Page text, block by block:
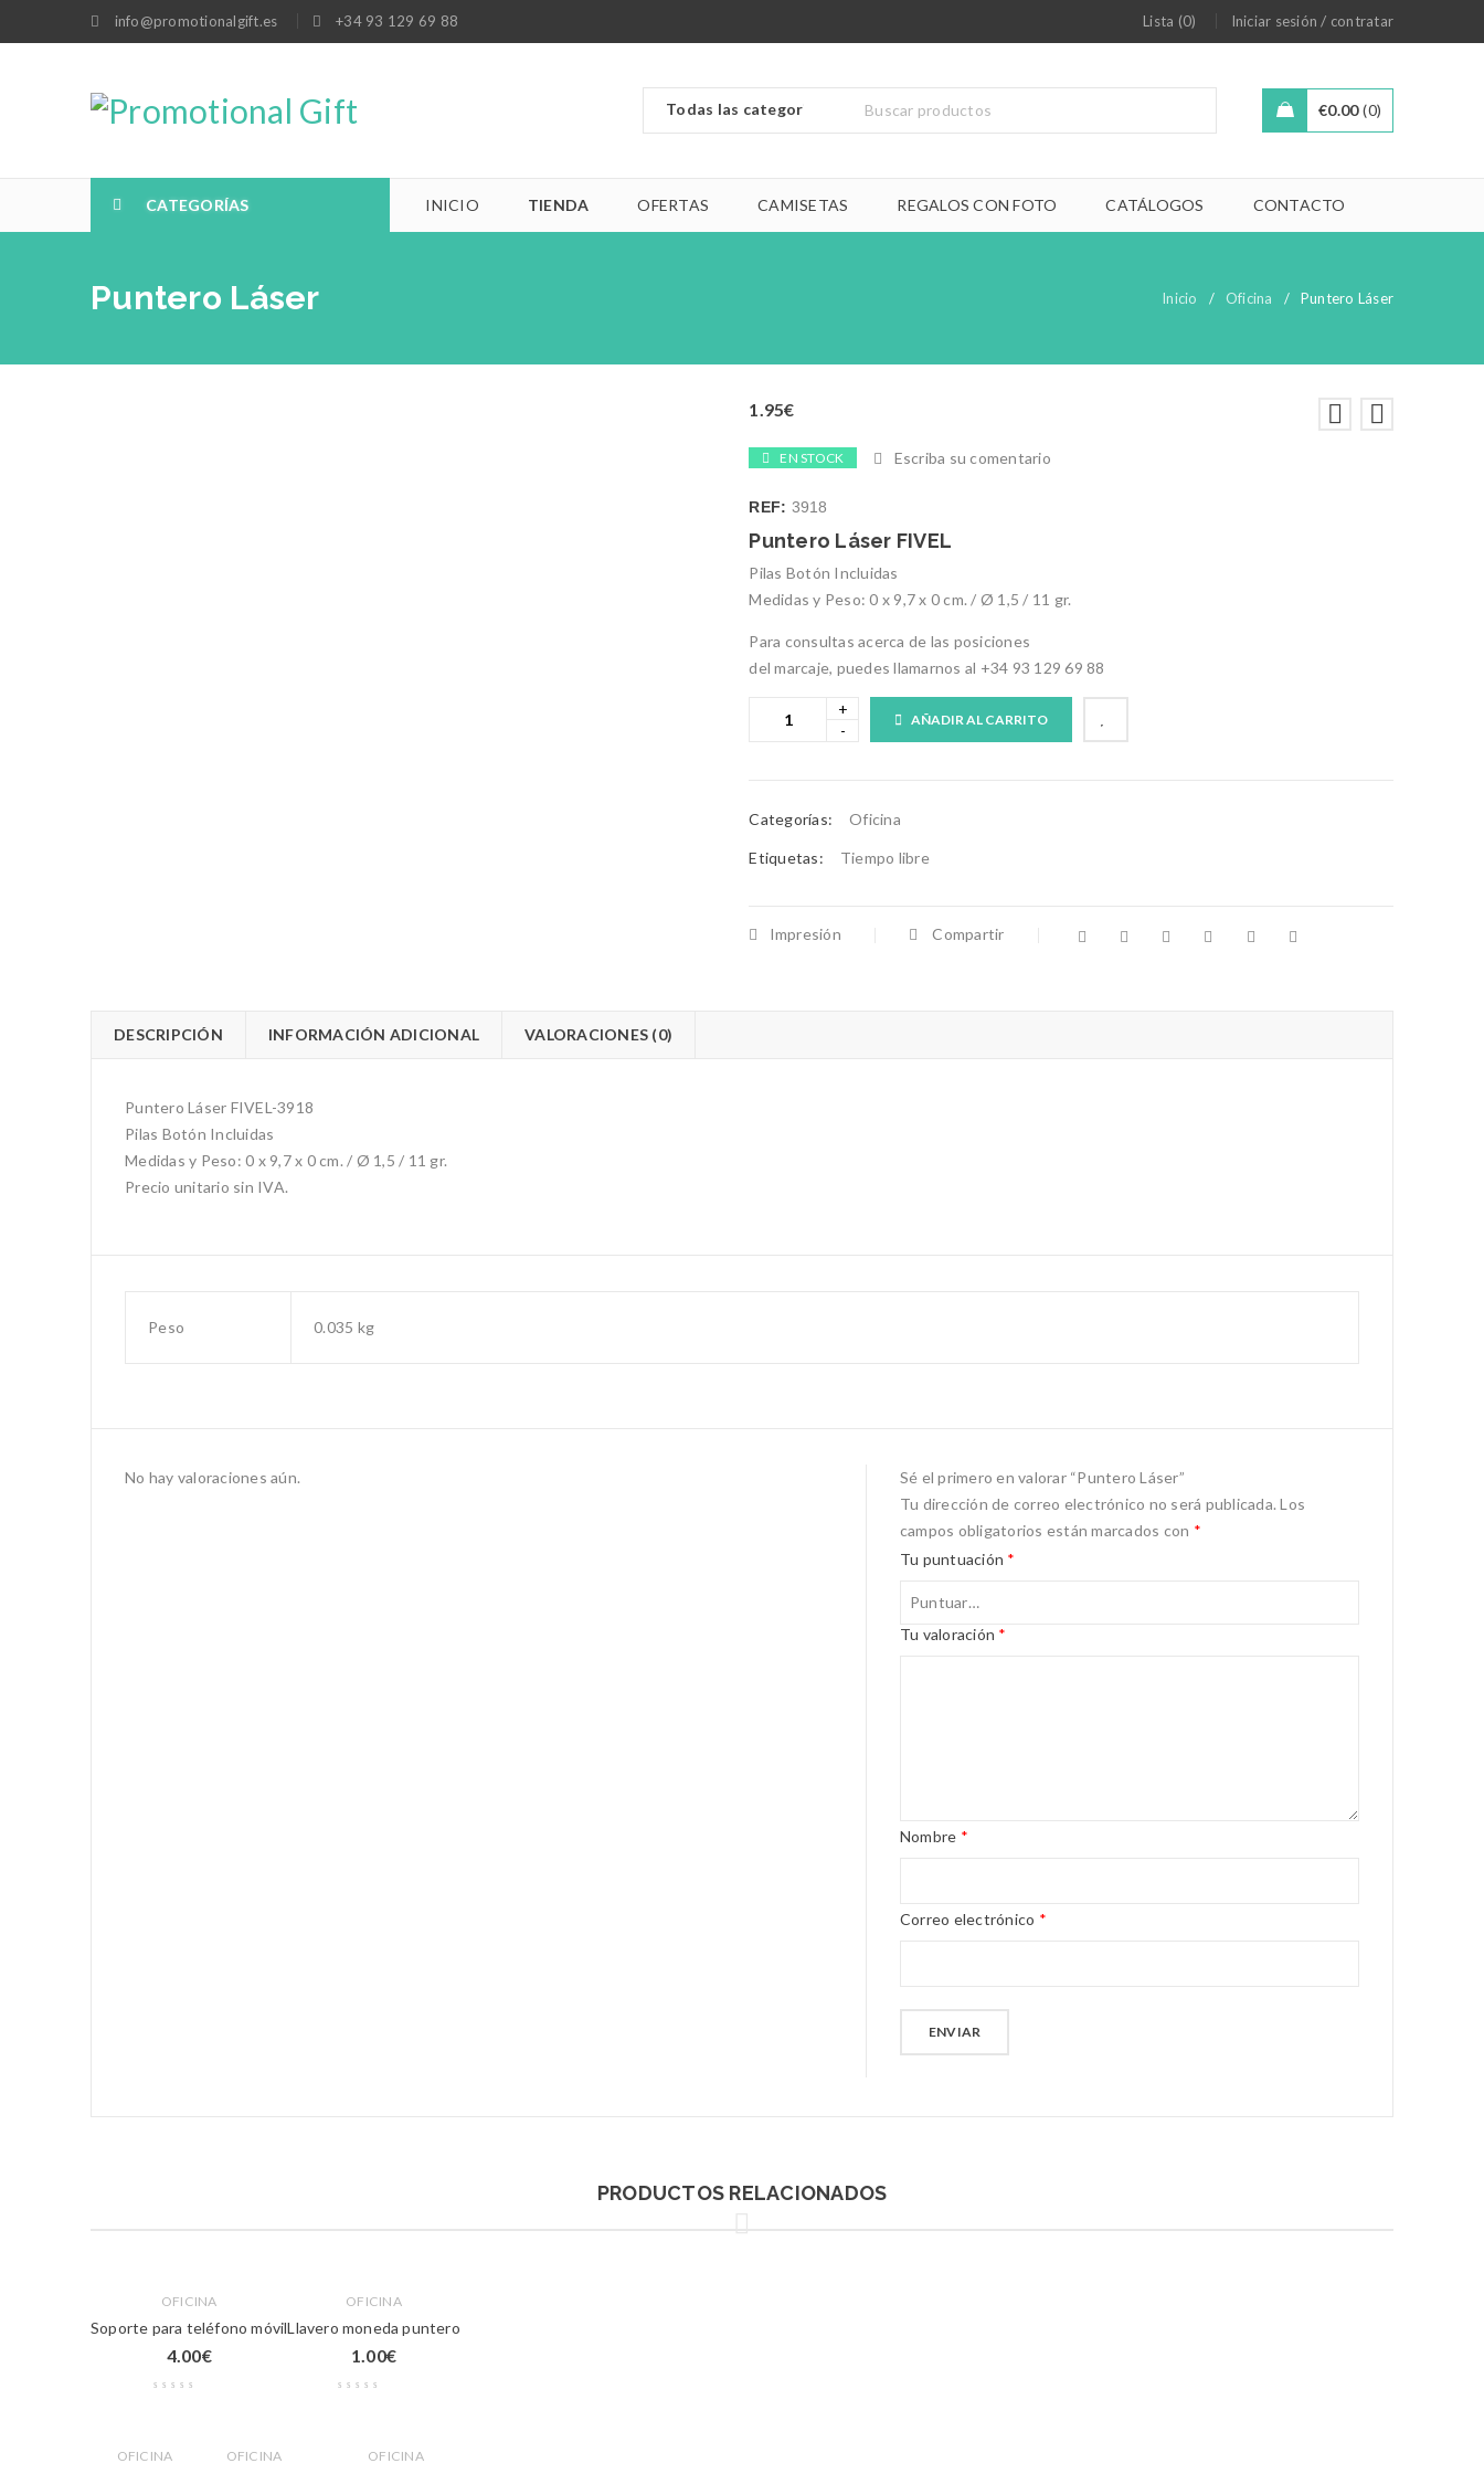
info@promotionalgift.es +34 93 129 69 88 Lista (0) Iniciar sesión / contratar
0.00
€ 0
CATEGORÍAS INICIO TIENDA OFERTAS CAMISETAS REGALOS CON FOTO CATÁLOGOS CONTACTO
Puntero Láser Inicio / Oficina / Puntero Láser
1.95€
EN STOCK Escriba su comentario
REF: 3918
Puntero Láser FIVEL
Pilas Botón Incluidas
Medidas y Peso: 0 x 9,7 x 0 cm. / Ø 1,5 / 11 gr.
Para consultas acerca de las posiciones
del marcaje, puedes llamarnos al +34 93 129 69 88
AÑADIR AL CARRITO
Categorías: Oficina
Etiquetas: Tiempo libre
Impresión Compartir
DESCRIPCIÓN INFORMACIÓN ADICIONAL VALORACIONES (0)
Puntero Láser FIVEL-3918
Pilas Botón Incluidas
Medidas y Peso: 0 x 9,7 x 0 cm. / Ø 1,5 / 11 gr.
Precio unitario sin IVA.
Peso 0.035 kg
No hay valoraciones aún.
Sé el primero en valorar “Puntero Láser”
Tu dirección de correo electrónico no será publicada. Los
campos obligatorios están marcados con *
Tu puntuación *
Tu valoración *
Nombre *
Correo electrónico *
PRODUCTOS RELACIONADOS
OFICINA
Soporte para teléfono móvil
4.00€
OFICINA
Llavero moneda puntero
1.00€
OFICINA OFICINA OFICINA